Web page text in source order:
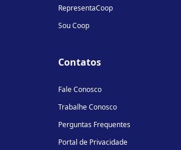
RepresentaCoop
Sou Coop
Contatos
Fale Conosco
Trabalhe Conosco
Perguntas Frequentes
Portal de Privacidade